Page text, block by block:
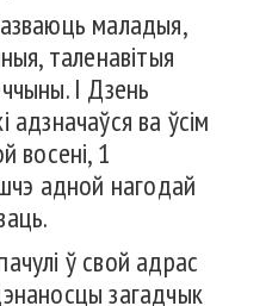
маладыя,
таленавітыя
І Дзень
ва ўсім
восені, 1
адной нагодай
ў свой адрас
загадчык